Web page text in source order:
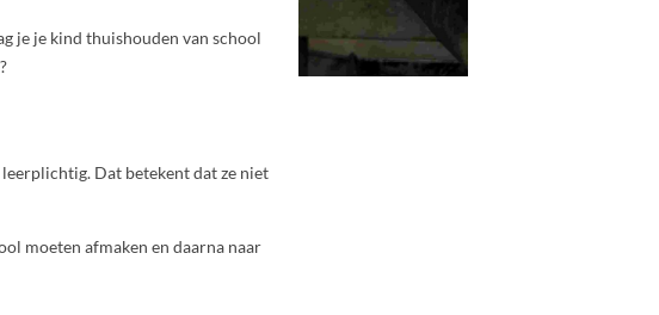
je je kind thuishouden van school
leerplichtig. Dat betekent dat ze niet
moeten afmaken en daarna naar